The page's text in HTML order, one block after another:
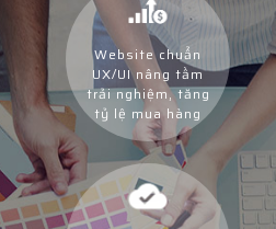
Website chuẩn
UX/UI nâng tầm
trải nghiệm, tăng
tỷ lệ mua hàng